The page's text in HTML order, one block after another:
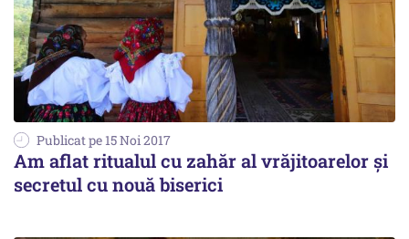
Publicat pe 15 Noi 2017
Am aflat ritualul cu zahăr al vrăjitoarelor și
secretul cu nouă biserici